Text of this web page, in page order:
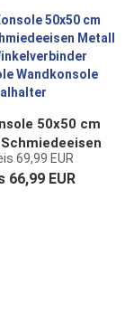
50x50 cm
Schwarz
69,99 EUR
66,99 EUR